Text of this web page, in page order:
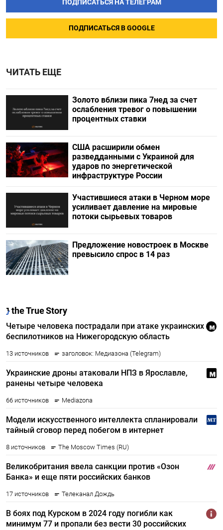
ПОДПИСАТЬСЯ НА ТЕЛЕГРАМ
ПОДПИСАТЬСЯ В GOOGLE
ЧИТАТЬ ЕЩЕ
Золото вблизи пика 7нед за счет
ослабления тревог о повышении
процентных ставки
США расширили обмен
разведданными с Украиной для
ударов по энергетической
инфраструктуре России
Участившиеся атаки в Черном море
усиливает давление на мировые
потоки сырьевых товаров
Предложение новостроек в Москве
превысило спрос в 14 раз